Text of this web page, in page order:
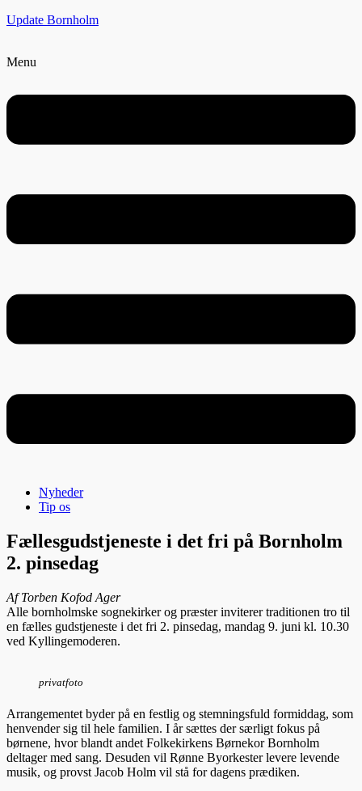
Update Bornholm
Menu
Nyheder
Tip os
Fællesgudstjeneste i det fri på Bornholm
2. pinsedag
Af Torben Kofod Ager
Alle bornholmske sognekirker og præster inviterer traditionen tro til
en fælles gudstjeneste i det fri 2. pinsedag, mandag 9. juni kl. 10.30
ved Kyllingemoderen.
privatfoto
Arrangementet byder på en festlig og stemningsfuld formiddag, som
henvender sig til hele familien. I år sættes der særligt fokus på
børnene, hvor blandt andet Folkekirkens Børnekor Bornholm
deltager med sang. Desuden vil Rønne Byorkester levere levende
musik, og provst Jacob Holm vil stå for dagens prædiken.